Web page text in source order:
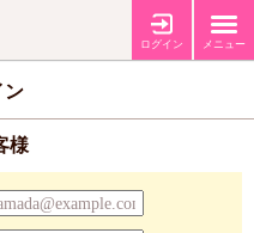
ログイン メニュー
ン
様